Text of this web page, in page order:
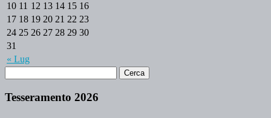
« Lug
10 11 12 13 14 15 16
17 18 19 20 21 22 23
24 25 26 27 28 29 30
31
Tesseramento 2026